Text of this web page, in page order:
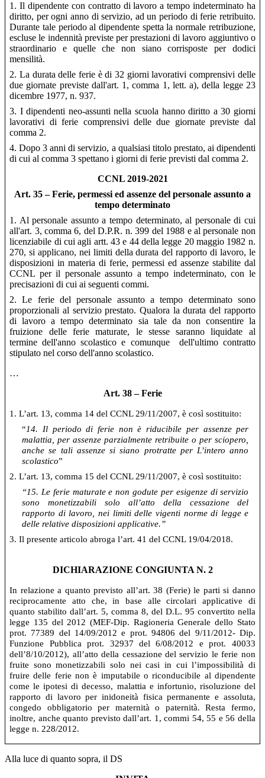
1. Il dipendente con contratto di lavoro a tempo indeterminato ha
diritto, per ogni anno di servizio, ad un periodo di ferie retribuito.
Durante tale periodo al dipendente spetta la normale retribuzione,
escluse le indennità previste per prestazioni di lavoro aggiuntivo o
straordinario e quelle che non siano corrisposte per dodici
mensilità.
2. La durata delle ferie è di 32 giorni lavorativi comprensivi delle
due giornate previste dall'art. 1, comma 1, lett. a), della legge 23
dicembre 1977, n. 937.
3. I dipendenti neo-assunti nella scuola hanno diritto a 30 giorni
lavorativi di ferie comprensivi delle due giornate previste dal
comma 2.
4. Dopo 3 anni di servizio, a qualsiasi titolo prestato, ai dipendenti
di cui al comma 3 spettano i giorni di ferie previsti dal comma 2.
CCNL 2019-2021
Art. 35 –Ferie, permessi ed assenze del personale assunto a
tempo determinato
1. Al personale assunto a tempo determinato, al personale di cui
all'art. 3, comma 6, del D.P.R. n. 399 del 1988 e al personale non
licenziabile di cui agli artt. 43 e 44 della legge 20 maggio 1982 n.
270, si applicano, nei limiti della durata del rapporto di lavoro, le
disposizioni in materia di ferie, permessi ed assenze stabilite dal
CCNL per il personale assunto a tempo indeterminato, con le
precisazioni di cui ai seguenti commi.
2. Le ferie del personale assunto a tempo determinato sono
proporzionali al servizio prestato. Qualora la durata del rapporto
di lavoro a tempo determinato sia tale da non consentire la
fruizione delle ferie maturate, le stesse saranno liquidate al
termine dell'anno scolastico e comunque
dell'ultimo contratto
stipulato nel corso dell'anno scolastico.
…
Art. 38 – Ferie
1. L’art. 13, comma 14 del CCNL 29/11/2007, è così sostituito:
“14. Il periodo di ferie non è riducibile per assenze per
malattia, per assenze parzialmente retribuite o per sciopero,
anche se tali assenze si siano protratte per L’intero anno
scolastico”
2. L’art. 13, comma 15 del CCNL 29/11/2007, è così sostituito:
“15. Le ferie maturate e non godute per esigenze di servizio
sono monetizzabili solo all’atto della cessazione del
rapporto di lavoro, nei limiti delle vigenti norme di legge e
delle relative disposizioni applicative.”
3. Il presente articolo abroga l’art. 41 del CCNL 19/04/2018.
DICHIARAZIONE CONGIUNTA N. 2
In relazione a quanto previsto all’art. 38 (Ferie) le parti si danno
reciprocamente atto che, in base alle circolari applicative di
quanto stabilito dall’art. 5, comma 8, del D.L. 95 convertito nella
legge 135 del 2012 (MEF-Dip. Ragioneria Generale dello Stato
prot. 77389 del 14/09/2012 e prot. 94806 del 9/11/2012- Dip.
Funzione Pubblica prot. 32937 del 6/08/2012 e prot. 40033
dell’8/10/2012), all’atto della cessazione del servizio le ferie non
fruite sono monetizzabili solo nei casi in cui l’impossibilità di
fruire delle ferie non è imputabile o riconducibile al dipendente
come le ipotesi di decesso, malattia e infortunio, risoluzione del
rapporto di lavoro per inidoneità fisica permanente e assoluta,
congedo obbligatorio per maternità o paternità. Resta fermo,
inoltre, anche quanto previsto dall’art. 1, commi 54, 55 e 56 della
legge n. 228/2012.
Alla luce di quanto sopra, il DS